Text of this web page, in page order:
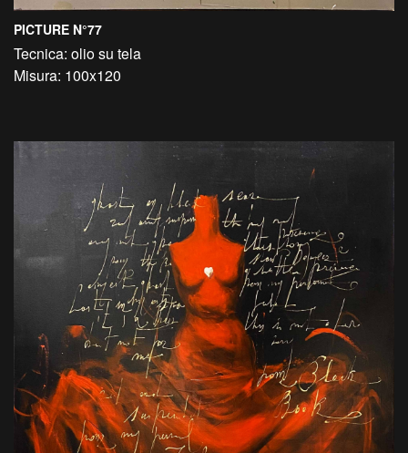
PICTURE N°77
Tecnica: olio su tela
Misura: 100x120